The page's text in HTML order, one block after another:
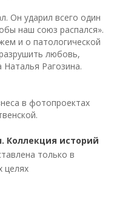
Он ударил всего один
наш союз распался».
и о патологической
любовь,
Рагозина.
в фотопроектах
Коллекция историй
только в
целях